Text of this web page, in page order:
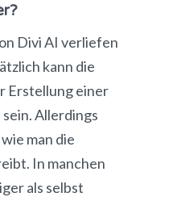
Divi AI verliefen
kann die
Erstellung einer
Allerdings
man die
In manchen
als selbst